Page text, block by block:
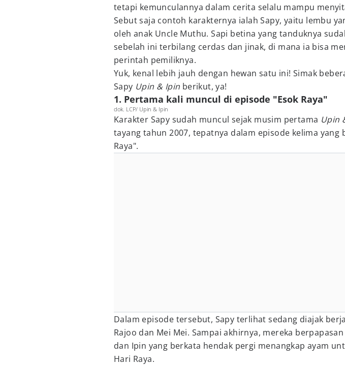
tetapi kemunculannya dalam cerita selalu mampu
Sebut saja contoh karakternya ialah Sapy, yaitu lembu
oleh anak Uncle Muthu. Sapi betina yang tanduknya
sebelah ini terbilang cerdas dan jinak, di mana ia bisa
perintah pemiliknya.
Yuk, kenal lebih jauh dengan hewan satu ini! Simak
Sapy Upin & Ipin berikut, ya!
1. Pertama kali muncul di episode "Esok Raya"
dok. LCP/ Upin & Ipin
Karakter Sapy sudah muncul sejak musim pertama Upin
tayang tahun 2007, tepatnya dalam episode kelima yang
Raya".
Dalam episode tersebut, Sapy terlihat sedang diajak
Rajoo dan Mei Mei. Sampai akhirnya, mereka
dan Ipin yang berkata hendak pergi menangkap ayam
Hari Raya.